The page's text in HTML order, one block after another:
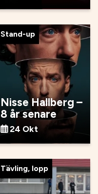
Stand-up
Nisse Hallberg –
8 år senare
24 Okt
Tävling, lopp